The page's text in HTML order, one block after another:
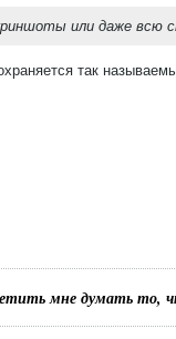
или даже всю
так
мне думать то,